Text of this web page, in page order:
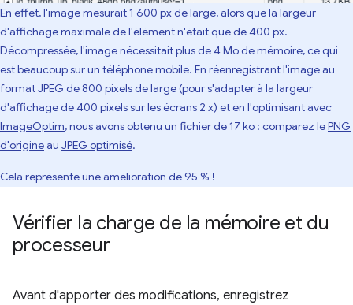
En effet, l'image mesurait 1 600 px de large, alors que la largeur
d'affichage maximale de l'élément n'était que de 400 px.
Décompressée, l'image nécessitait plus de 4 Mo de mémoire, ce qui
est beaucoup sur un téléphone mobile. En réenregistrant l'image au
format JPEG de 800 pixels de large (pour s'adapter à la largeur
d'affichage de 400 pixels sur les écrans 2 x) et en l'optimisant avec
ImageOptim, nous avons obtenu un fichier de 17 ko : comparez lePNG
d'origineau JPEG optimisé.
Cela représente une amélioration de 95 % !
Vérifier la charge de la mémoire et du
processeur
Avant d'apporter des modifications, enregistrez